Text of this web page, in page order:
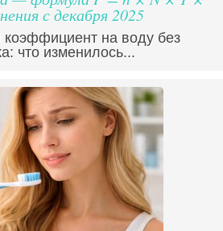
с декабря 2025
на воду без
что изменилось...